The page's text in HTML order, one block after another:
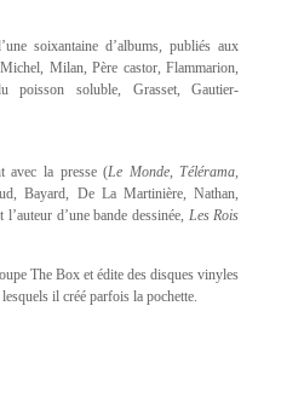
soixantaine d’albums, publiés aux
Milan, Père castor, Flammarion,
poisson soluble, Grasset, Gautier-
avec la presse (Le Monde, Télérama
Bayard, De La Martinière, Nathan,
d’une bande dessinée, Les Rois
The Box et édite des disques vinyles
il créé parfois la pochette.